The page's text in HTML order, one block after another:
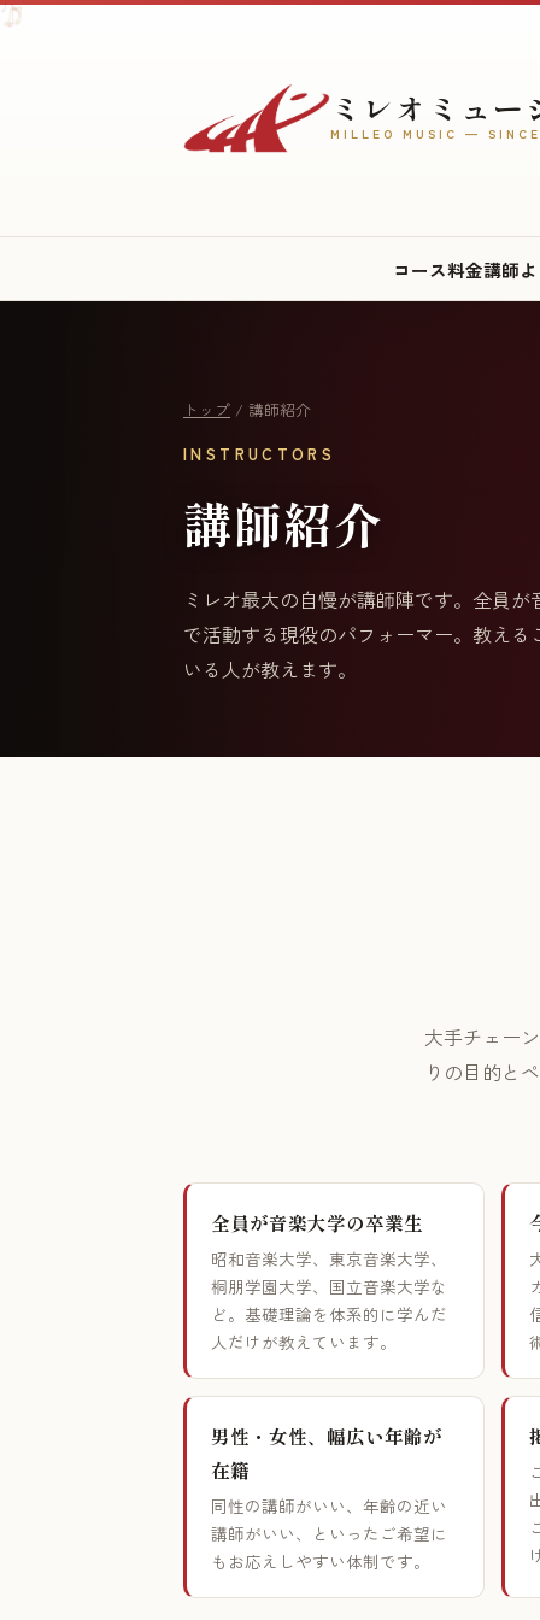
♪
♫
♩
ミレオミュー
MILLEO MUSIC —
コース料金講師
トップ / 講師紹介
INSTRUCTORS
講師紹介
ミレオ最大の自慢が講師陣です。全員
で活動する現役のパフォーマー。教え
いる人が教えます。
大手チェー
りの目的と
全員が音楽大学の卒業生
昭和音楽大学、東京音楽大学、
桐朋学園大学、国立音楽大学な
ど。基礎理論を体系的に学んだ
人だけが教えています。
男性・女性、幅広い年齢が
在籍
同性の講師がいい、年齢の近い
講師がいい、といったご希望に
もお応えしやすい体制です。